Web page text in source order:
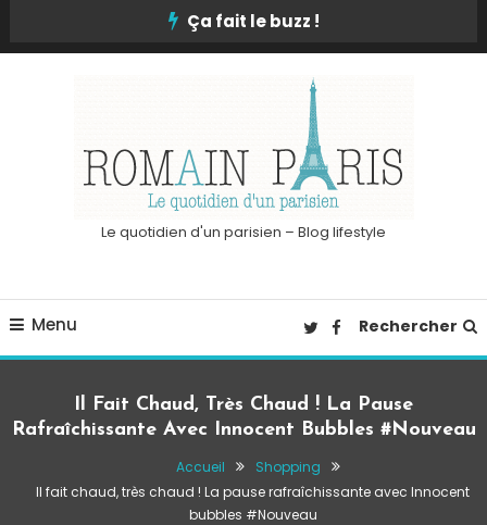
Ça fait le buzz !
Le quotidien d'un parisien – Blog lifestyle
Menu Rechercher
Il Fait Chaud, Très Chaud ! La Pause
Rafraîchissante Avec Innocent Bubbles #Nouveau
Accueil
Shopping
Il fait chaud, très chaud ! La pause rafraîchissante avec Innocent
bubbles #Nouveau